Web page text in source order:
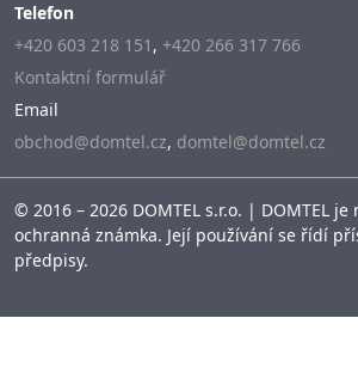
Telefon
+420 603 218 151 , +420 266 317 766
Kontaktní formulář
Email
obchod@domtel.cz, domtel@domtel.cz
© 2016 – 2026 DOMTEL s.r.o. | DOMTEL
ochranná známka. Její používání se řídí
předpisy.